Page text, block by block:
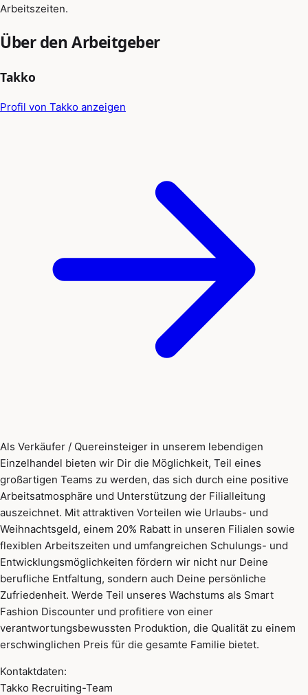
Arbeitszeiten.
Über den Arbeitgeber
Takko
Profil von Takko anzeigen
Als Verkäufer / Quereinsteiger in unserem lebendigen
Einzelhandel bieten wir Dir die Möglichkeit, Teil eines
großartigen Teams zu werden, das sich durch eine positive
Arbeitsatmosphäre und Unterstützung der Filialleitung
auszeichnet. Mit attraktiven Vorteilen wie Urlaubs- und
Weihnachtsgeld, einem 20% Rabatt in unseren Filialen sowie
flexiblen Arbeitszeiten und umfangreichen Schulungs- und
Entwicklungsmöglichkeiten fördern wir nicht nur Deine
berufliche Entfaltung, sondern auch Deine persönliche
Zufriedenheit. Werde Teil unseres Wachstums als Smart
Fashion Discounter und profitiere von einer
verantwortungsbewussten Produktion, die Qualität zu einem
erschwinglichen Preis für die gesamte Familie bietet.
Kontaktdaten:
Takko Recruiting-Team